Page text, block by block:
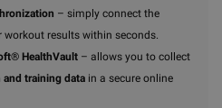
– simply connect the
results within seconds.
HealthVault – allows you to collect
and training data in a secure online